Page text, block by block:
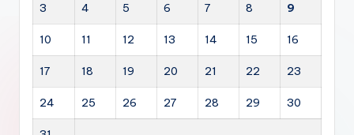
3 4 5 6 7 8 9
10 11 12 13 14 15 16
17 18 19 20 21 22 23
24 25 26 27 28 29 30